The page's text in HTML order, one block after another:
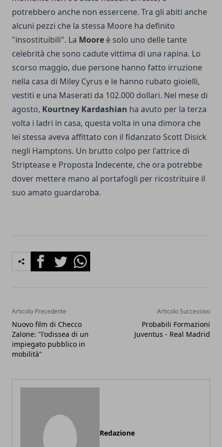
potrebbero anche non essercene. Tra gli abiti anche
alcuni pezzi che la stessa Moore ha definito
"insostituibili". La Moore è solo uno delle tante
celebrità che sono cadute vittima di una rapina. Lo
scorso maggio, due persone hanno fatto irruzione
nella casa di Miley Cyrus e le hanno rubato gioielli,
vestiti e una Maserati da 102.000 dollari. Nel mese di
agosto, Kourtney Kardashian ha avuto per la terza
volta i ladri in casa, questa volta in una dimora che
lei stessa aveva affittato con il fidanzato Scott Disick
negli Hamptons. Un brutto colpo per l'attrice di
Striptease e Proposta Indecente, che ora potrebbe
dover mettere mano al portafogli per ricostrituire il
suo amato guardaroba.
FacebookTwitterWhatsapp
Articolo Precedente
Nuovo film di Checco
Zalone: "l'odissea di un
impiegato pubblico in
mobilità"
Articolo Successivo
Probabili Formazioni
Juventus - Real Madrid
Redazione